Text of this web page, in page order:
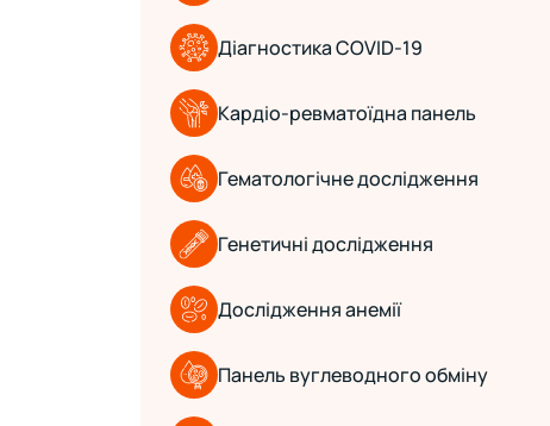
Діагностика COVID-19
Кардіо-ревматоїдна панель
Гематологічне дослідження
Генетичні дослідження
Дослідження анемії
Панель вуглеводного обміну